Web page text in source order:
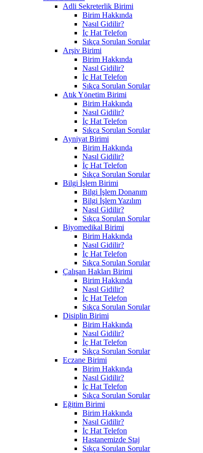
Adli Sekreterlik Birimi
Birim Hakkında
Nasıl Gidilir?
İç Hat Telefon
Sıkça Sorulan Sorular
Arşiv Birimi
Birim Hakkında
Nasıl Gidilir?
İç Hat Telefon
Sıkça Sorulan Sorular
Atık Yönetim Birimi
Birim Hakkında
Nasıl Gidilir?
İç Hat Telefon
Sıkça Sorulan Sorular
Ayniyat Birimi
Birim Hakkında
Nasıl Gidilir?
İç Hat Telefon
Sıkça Sorulan Sorular
Bilgi İşlem Birimi
Bilgi İşlem Donanım
Bilgi İşlem Yazılım
Nasıl Gidilir?
Sıkça Sorulan Sorular
Biyomedikal Birimi
Birim Hakkında
Nasıl Gidilir?
İç Hat Telefon
Sıkça Sorulan Sorular
Çalışan Hakları Birimi
Birim Hakkında
Nasıl Gidilir?
İç Hat Telefon
Sıkça Sorulan Sorular
Disiplin Birimi
Birim Hakkında
Nasıl Gidilir?
İç Hat Telefon
Sıkça Sorulan Sorular
Eczane Birimi
Birim Hakkında
Nasıl Gidilir?
İç Hat Telefon
Sıkça Sorulan Sorular
Eğitim Birimi
Birim Hakkında
Nasıl Gidilir?
İç Hat Telefon
Hastanemizde Staj
Sıkça Sorulan Sorular